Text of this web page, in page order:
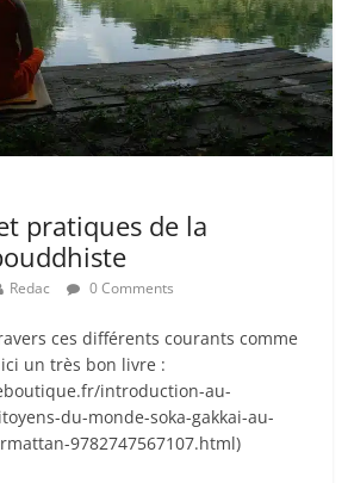
pratiques de la
Redac 0 Comments
ces différents courants comme
un très bon livre :
introduction-au-
du-monde-soka-gakkai-au-
9782747567107.html)